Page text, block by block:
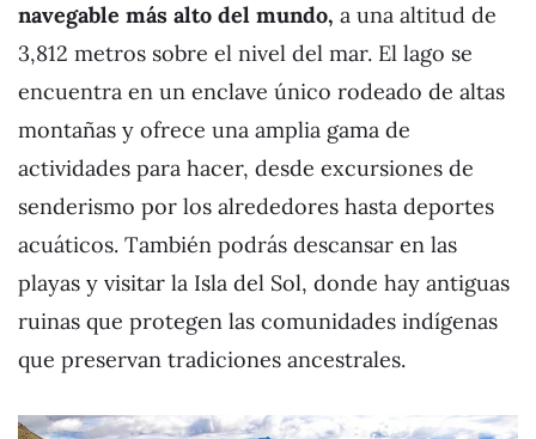
navegable más alto del mundo, a una altitud de
3,812 metros sobre el nivel del mar. El lago se
encuentra en un enclave único rodeado de altas
montañas y ofrece una amplia gama de
actividades para hacer, desde excursiones de
senderismo por los alrededores hasta deportes
acuáticos. También podrás descansar en las
playas y visitar la Isla del Sol, donde hay antiguas
ruinas que protegen las comunidades indígenas
que preservan tradiciones ancestrales.